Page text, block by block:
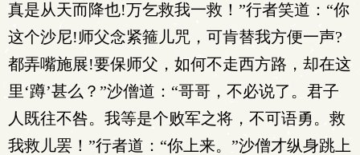
真是从天而降也!万乞救我一救！”行者笑道：“你
这个沙尼!师父念紧箍儿咒，可肯替我方便一声?
都弄嘴施展!要保师父，如何不走西方路，却在这
里‘蹲’甚么？”沙僧道：“哥哥，不必说了。君子
人既往不咎。我等是个败军之将，不可语勇。救
我救儿罢！”行者道：“你上来。”沙僧才纵身跳上